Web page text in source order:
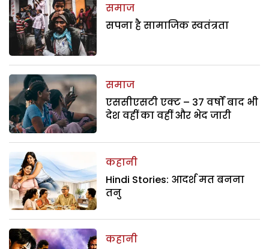
समाज
सपना है सामाजिक स्वतंत्रता
समाज
एससीएसटी एक्ट – 37 वर्षों बाद भी
देश वहीं का वहीं और भेद जारी
कहानी
Hindi Stories: आदर्श मत बनना
तनु
कहानी